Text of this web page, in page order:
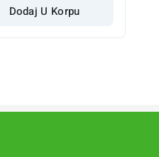
Dodaj U Korpu